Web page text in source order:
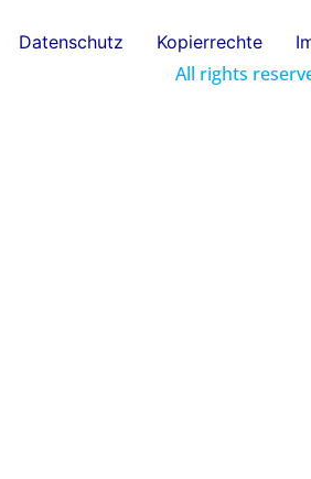
Datenschutz Kopierrechte
All rights